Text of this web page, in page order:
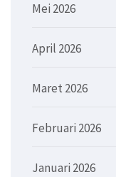
Mei 2026
April 2026
Maret 2026
Februari 2026
Januari 2026